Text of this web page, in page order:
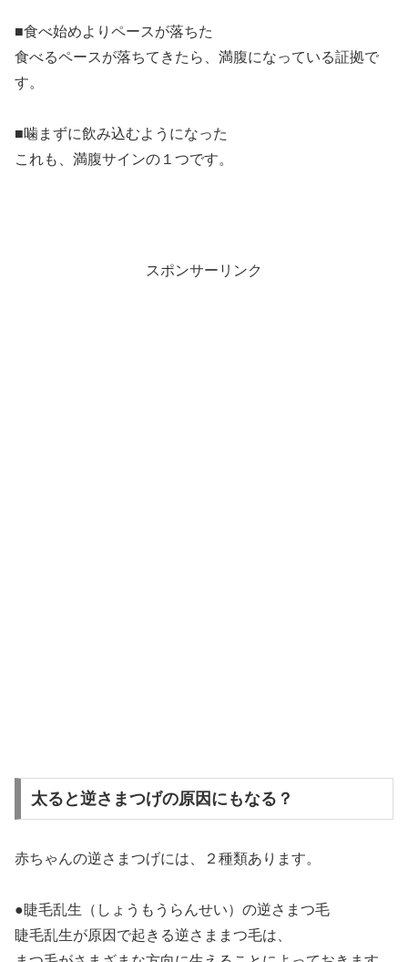
■食べ始めよりペースが落ちた
食べるペースが落ちてきたら、満腹になっている証拠で
す。
■噛まずに飲み込むようになった
これも、満腹サインの１つです。
スポンサーリンク
太ると逆さまつげの原因にもなる？
赤ちゃんの逆さまつげには、２種類あります。
●睫毛乱生（しょうもうらんせい）の逆さまつ毛
睫毛乱生が原因で起きる逆さままつ毛は、